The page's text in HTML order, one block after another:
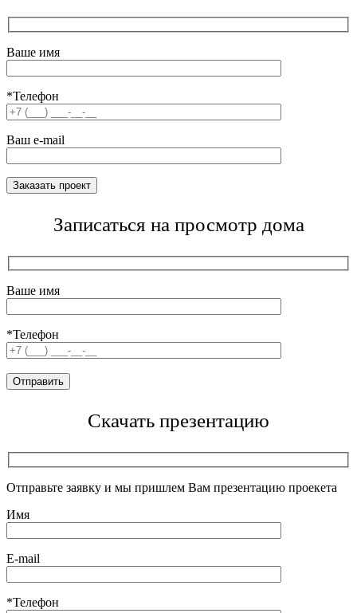
Ваше имя
*Телефон
Ваш e-mail
Записаться на просмотр дома
Ваше имя
*Телефон
Скачать презентацию
Отправьте заявку и мы пришлем Вам презентацию проекета
Имя
E-mail
*Телефон